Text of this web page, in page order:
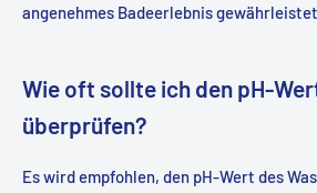
angenehmes Badeerlebnis
Wie oft sollte ich den pH-
überprüfen?
Es wird empfohlen, den pH-Wert des